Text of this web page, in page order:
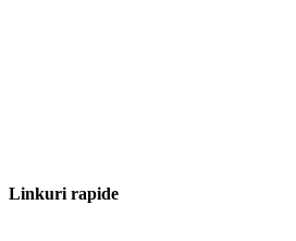
Linkuri rapide